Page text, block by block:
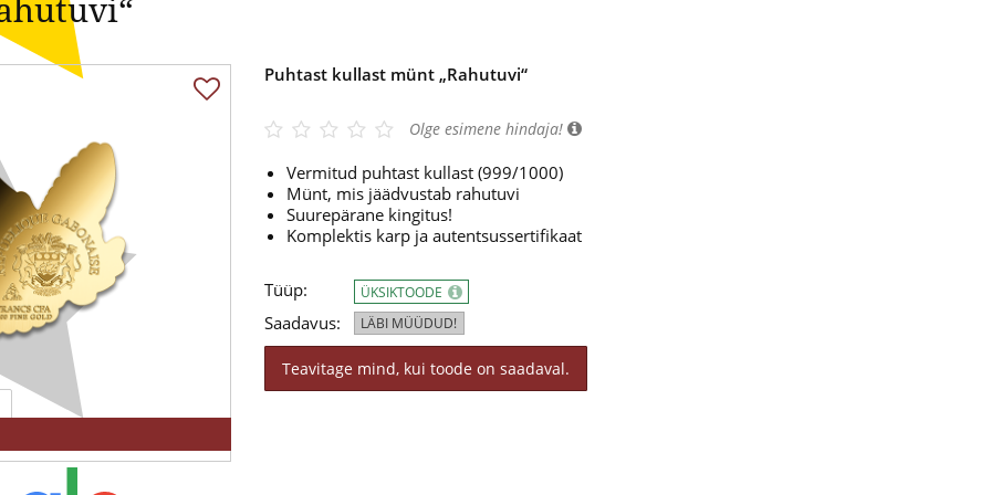
Puhtast kullast münt „Rahutuvi“
Olge esimene hindaja!
Vermitud puhtast kullast (999/1000)
Münt, mis jäädvustab rahutuvi
Suurepärane kingitus!
Komplektis karp ja autentsussertifikaat
Tüüp:
Saadavus:
ÜKSIKTOODE
LÄBI MÜÜDUD!
Teavitage mind, kui toode on saadaval.